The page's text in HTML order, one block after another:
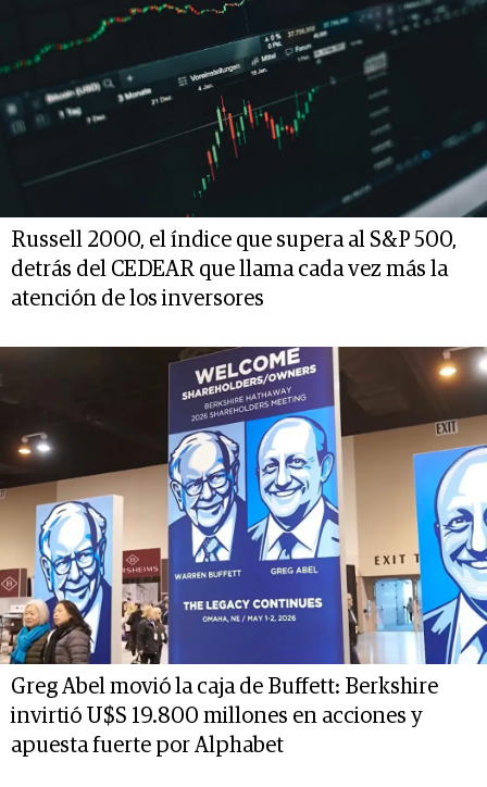
Russell 2000, el índice que supera al S&P 500,
detrás del CEDEAR que llama cada vez más la
atención de los inversores
Greg Abel movió la caja de Buffett: Berkshire
invirtió U$S 19.800 millones en acciones y
apuesta fuerte por Alphabet